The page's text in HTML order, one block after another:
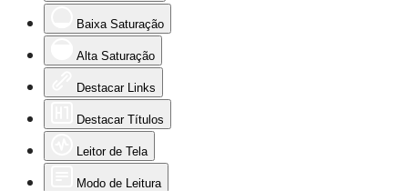
Baixa Saturação
Alta Saturação
Destacar Links
Destacar Títulos
Leitor de Tela
Modo de Leitura